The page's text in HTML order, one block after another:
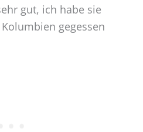
gut, ich habe sie
gegessen